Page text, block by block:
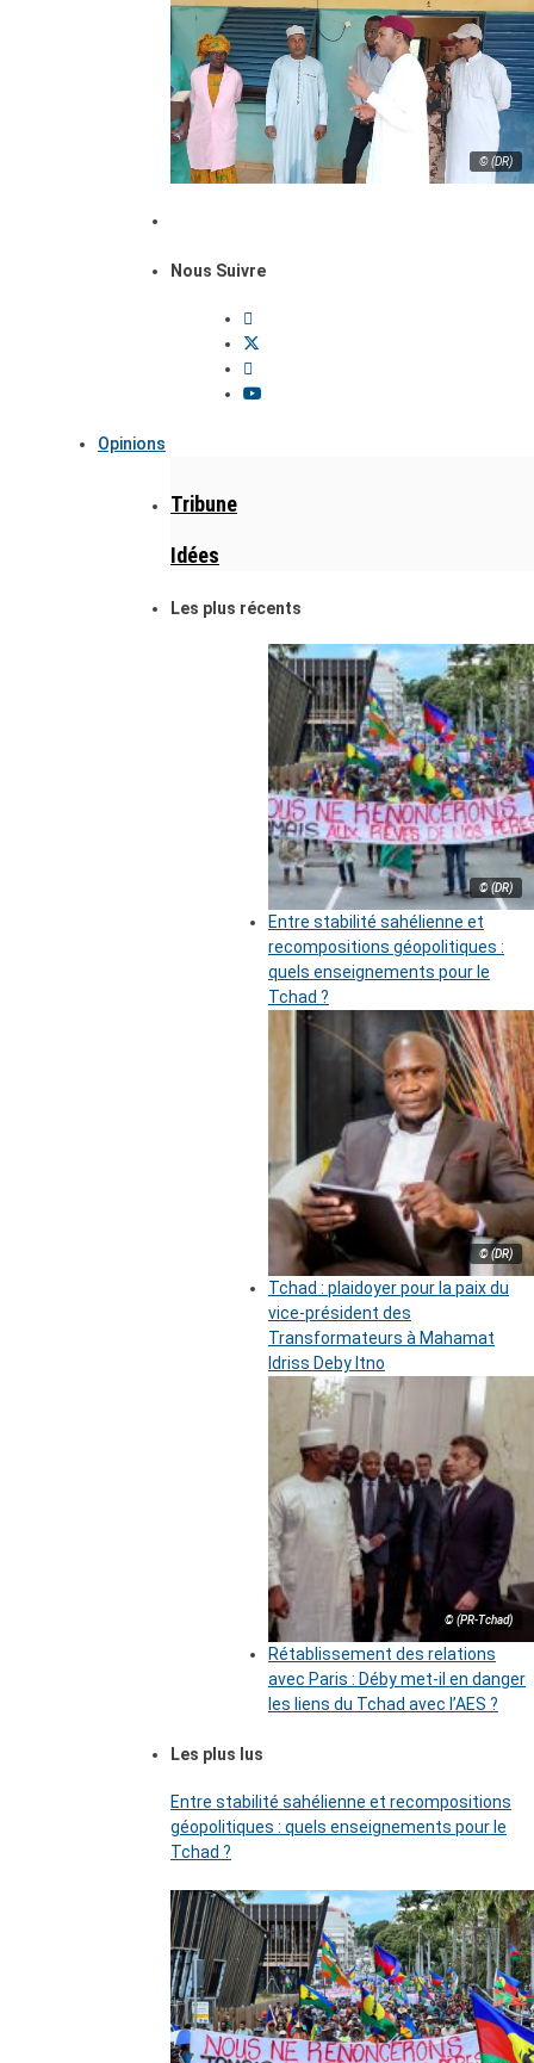
© (DR)
Nous Suivre
Opinions
Tribune
Idées
Les plus récents
© (DR)
Entre stabilité sahélienne et
recompositions géopolitiques :
quels enseignements pour le
Tchad ?
© (DR)
Tchad : plaidoyer pour la paix du
vice-président des
Transformateurs à Mahamat
Idriss Deby Itno
© (PR-Tchad)
Rétablissement des relations
avec Paris : Déby met-il en danger
les liens du Tchad avec l’AES ?
Les plus lus
Entre stabilité sahélienne et recompositions
géopolitiques : quels enseignements pour le
Tchad ?